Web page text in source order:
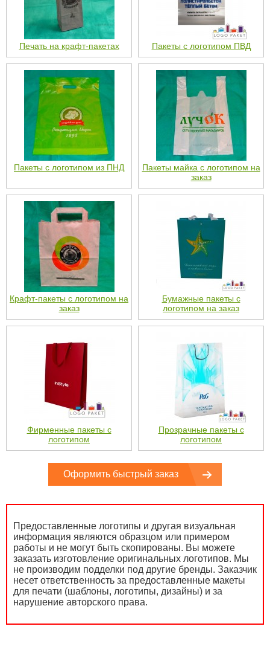
Печать на крафт-пакетах Пакеты с логотипом ПВД
Пакеты с логотипом из ПНД
Пакеты майка с логотипом на
заказ
Крафт-пакеты с логотипом на
заказ
Бумажные пакеты с
логотипом на заказ
Фирменные пакеты с
логотипом
Прозрачные пакеты с
логотипом
Оформить быстрый заказ
Предоставленные логотипы и другая визуальная
информация являются образцом или примером
работы и не могут быть скопированы. Вы можете
заказать изготовление оригинальных логотипов. Мы
не производим подделки под другие бренды. Заказчик
несет ответственность за предоставленные макеты
для печати (шаблоны, логотипы, дизайны) и за
нарушение авторского права.